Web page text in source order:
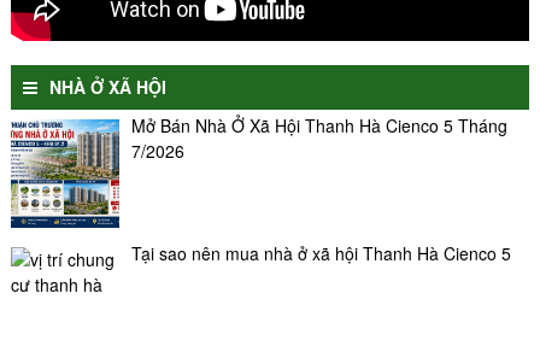
NHÀ Ở XÃ HỘI
Mở Bán Nhà Ở Xã Hội Thanh Hà Cienco 5 Tháng
7/2026
Tại sao nên mua nhà ở xã hội Thanh Hà Cienco 5